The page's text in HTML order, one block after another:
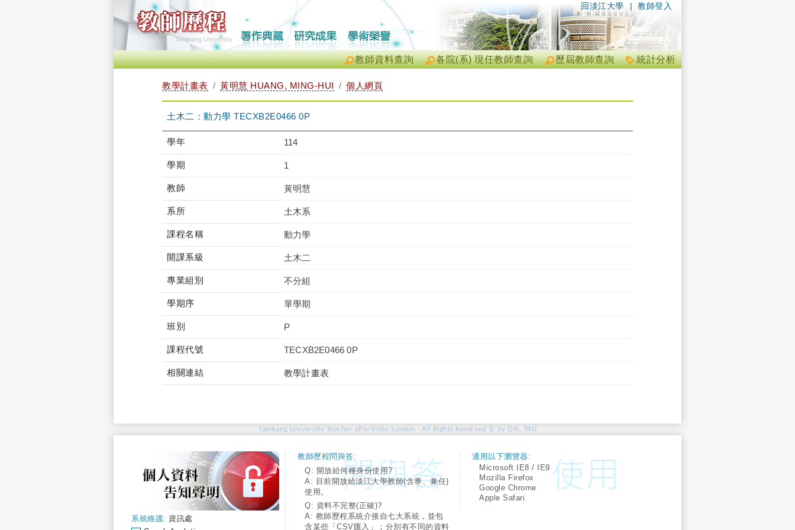
| 教師登入
回淡江大學
統計分析
歷屆教師查詢
各院(系) 現任教師查詢
教師資料查詢
教學計畫表 黃明慧 HUANG, MING-HUI 個人網頁
土木二：動力學 TECXB2E0466 0P
學年 114
學期 1
教師 黃明慧
系所 土木系
課程名稱 動力學
開課系級 土木二
專業組別 不分組
學期序 單學期
班別 P
課程代號 TECXB2E0466 0P
相關連結 教學計畫表
Tamkang University Teacher ePortfolio System - All Rights Reserved © by OIS, TKU
系統維護: 資訊處
教師歷程問與答:
Q: 開放給何種身份使用?
A: 目前開放給淡江大學教師(含專、兼任)
使用。
Q: 資料不完整(正確)?
A: 教師歷程系統介接自七大系統，並包
含某些「CSV匯入」；分別有不同的資料
適用以下瀏覽器:
Microsoft IE8 / IE9
Mozilla Firefox
Google Chrome
Apple Safari